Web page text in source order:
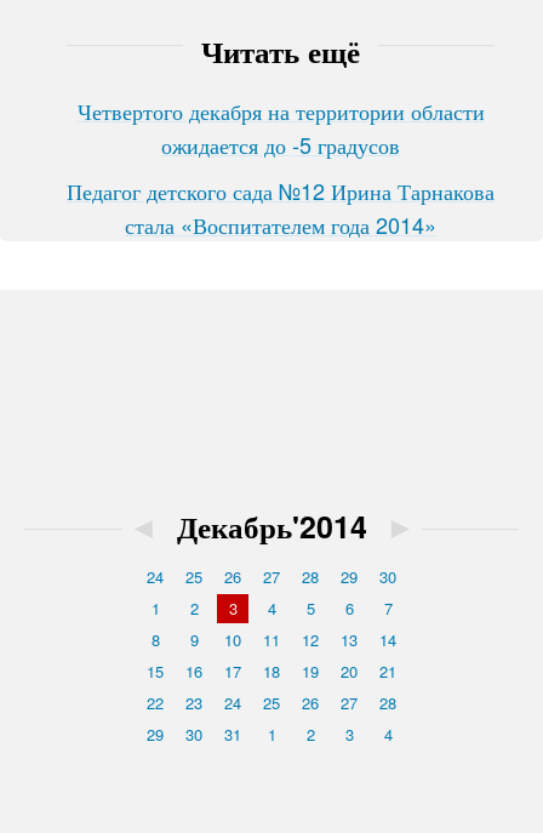
Читать ещё
Четвертого декабря на территории области
ожидается до -5 градусов
Педагог детского сада №12 Ирина Тарнакова
стала «Воспитателем года 2014»
◄ Декабрь'2014 ►
24 25 26 27 28 29
30
1
2 3 4 5 6
7
8
9 10 11 12 13
14
15
16 17 18 19 20
21
22
23 24 25 26 27
28
29
30 31 1 2 3 4